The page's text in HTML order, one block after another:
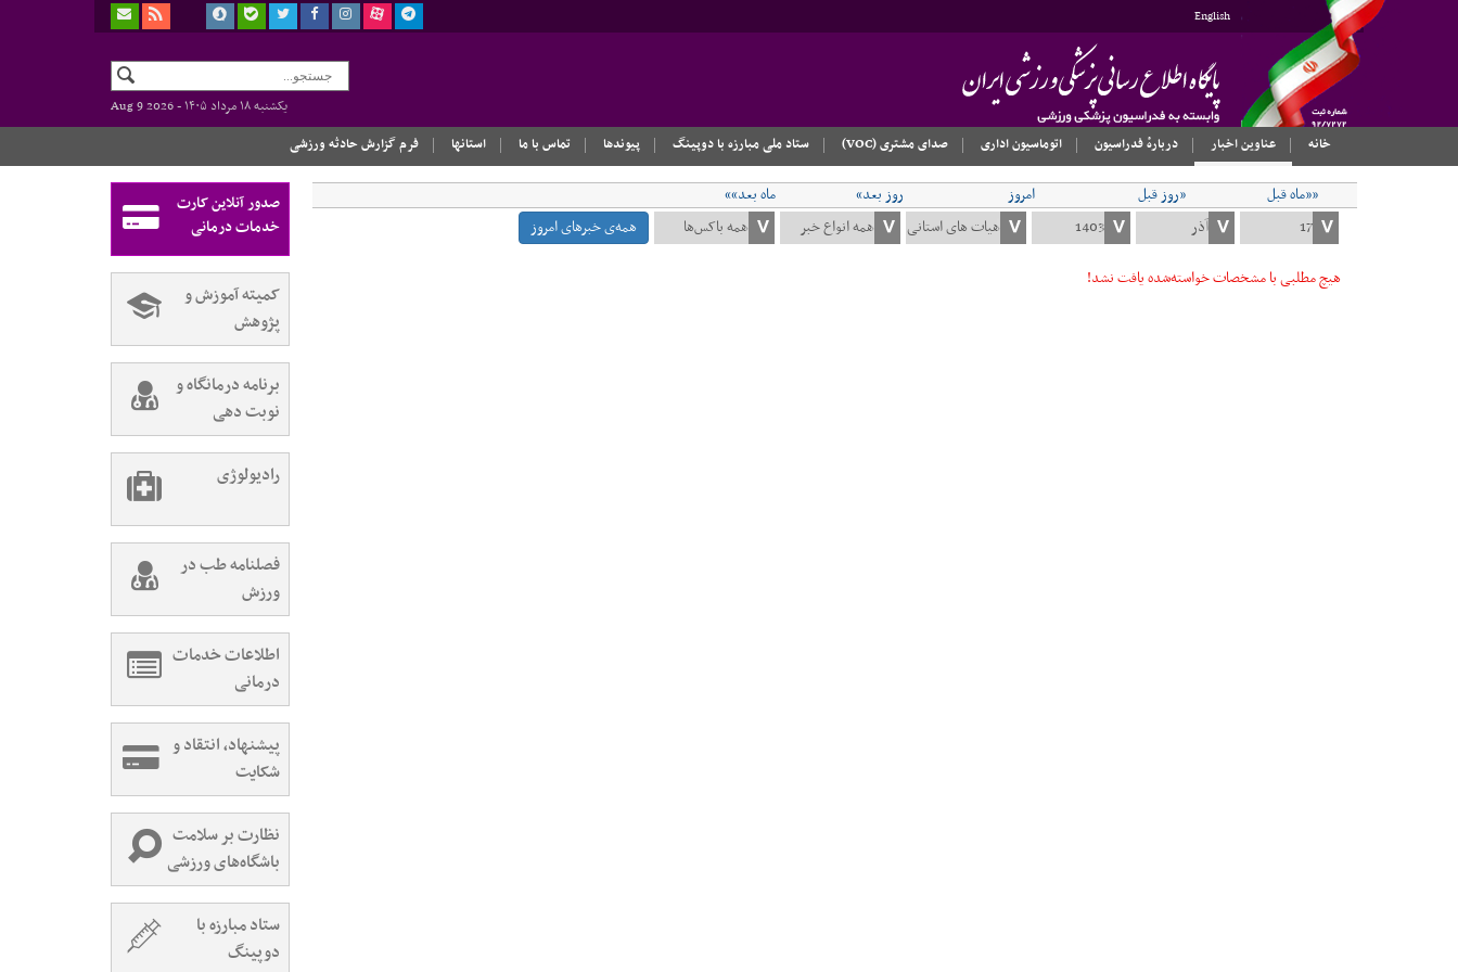
English
یکشنبه ۱۸ مرداد ۱۴۰۵ -
Aug 9 2026
خانه
عناوین اخبار دربارهٔ فدراسیون اتوماسیون اداری صدای مشتری (VOC) ستاد ملی مبارزه با دوپینگ پیوندها تماس با ما استانها فرم گزارش حادثه ورزشی
««ماه قبل «روز قبل امروز روز بعد»
ماه بعد»»
همه‌ی خبرهای امروز
هیچ مطلبی با مشخصات خواسته‌شده یافت نشد!
صدور آنلاین کارت
خدمات درمانی
کمیته آموزش و
پژوهش
برنامه درمانگاه و
نوبت دهی
رادیولوژی
فصلنامه طب در
ورزش
اطلاعات خدمات
درمانی
پیشنهاد، انتقاد و
شکایت
نظارت بر سلامت
باشگاه‌های ورزشی
ستاد مبارزه با
دوپینگ